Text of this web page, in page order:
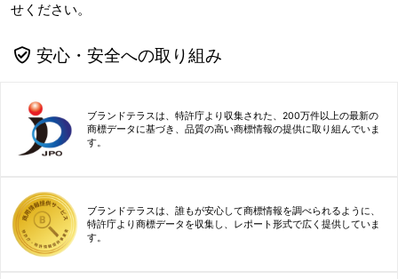
せください。
安心・安全への取り組み
ブランドテラスは、特許庁より収集された、200万件以上の最新の
商標データに基づき、品質の高い商標情報の提供に取り組んでいま
す。
ブランドテラスは、誰もが安心して商標情報を調べられるように、
特許庁より商標データを収集し、レポート形式で広く提供していま
す。